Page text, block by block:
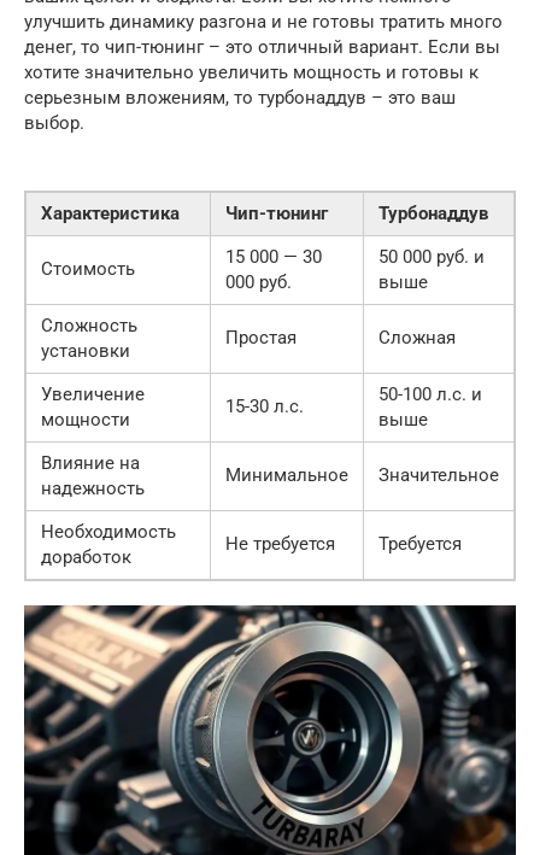
улучшить динамику разгона и не готовы тратить много
денег, то чип-тюнинг – это отличный вариант. Если вы
хотите значительно увеличить мощность и готовы к
серьезным вложениям, то турбонаддув – это ваш
выбор.
Характеристика Чип-тюнинг Турбонаддув
Стоимость
15 000 — 30
000 руб.
50 000 руб. и
выше
Сложность
установки
Простая Сложная
Увеличение
мощности
15-30 л.с.
50-100 л.с. и
выше
Влияние на
надежность
Минимальное Значительное
Необходимость
доработок
Не требуется Требуется